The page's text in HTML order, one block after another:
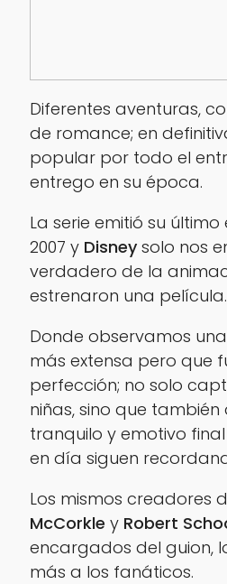
Diferentes aventuras,
de romance; en
popular por todo el
entrego en su época.
La serie emitió su
2007 y Disneysolo nos
verdadero de la
estrenaron una película.
Donde observamos
más extensa pero que
perfección; no solo
niñas, sino que
tranquilo y emotivo
en día siguen
Los mismos creadores
McCorkle y Robert
encargados del guion,
más a los fanáticos.